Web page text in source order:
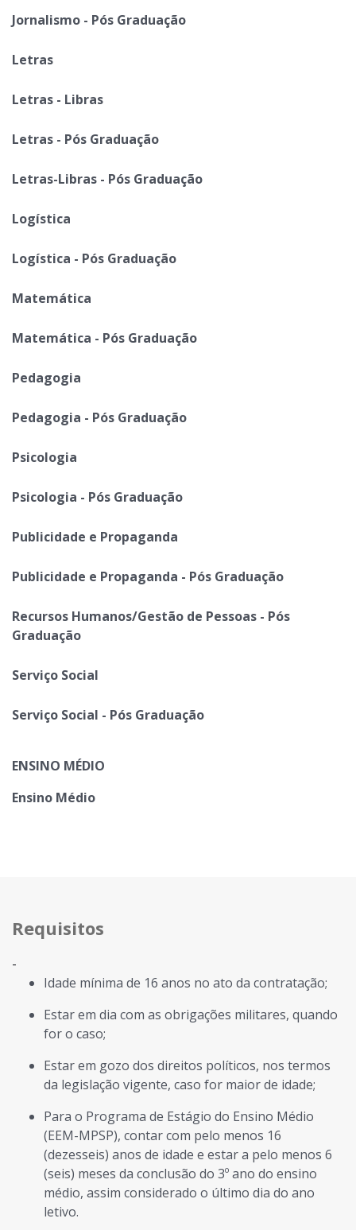
Jornalismo - Pós Graduação
Letras
Letras - Libras
Letras - Pós Graduação
Letras-Libras - Pós Graduação
Logística
Logística - Pós Graduação
Matemática
Matemática - Pós Graduação
Pedagogia
Pedagogia - Pós Graduação
Psicologia
Psicologia - Pós Graduação
Publicidade e Propaganda
Publicidade e Propaganda - Pós Graduação
Recursos Humanos/Gestão de Pessoas - Pós
Graduação
Serviço Social
Serviço Social - Pós Graduação
ENSINO MÉDIO
Ensino Médio
Requisitos
-
Idade mínima de 16 anos no ato da contratação;
Estar em dia com as obrigações militares, quando
for o caso;
Estar em gozo dos direitos políticos, nos termos
da legislação vigente, caso for maior de idade;
Para o Programa de Estágio do Ensino Médio
(EEM-MPSP), contar com pelo menos 16
(dezesseis) anos de idade e estar a pelo menos 6
(seis) meses da conclusão do 3º ano do ensino
médio, assim considerado o último dia do ano
letivo.